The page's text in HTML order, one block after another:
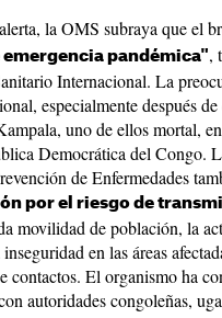
la OMS subraya que el
pandémica",
Internacional. La
especialmente después
uno de ellos mortal,
Democrática del Congo.
de Enfermedades
por el riesgo de
movilidad de población, la
en las áreas
contactos. El organismo ha
autoridades congoleñas,